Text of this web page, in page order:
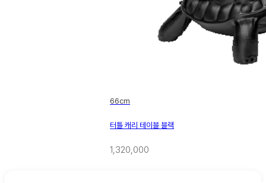
66cm
터틀 캐리 테이블 블랙
1,320,000